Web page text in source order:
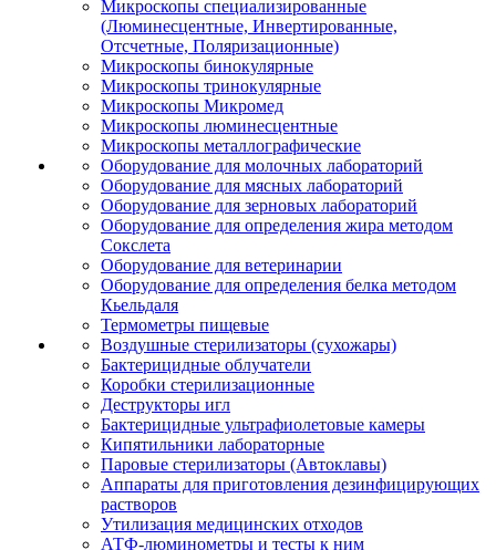
Микроскопы специализированные
(Люминесцентные, Инвертированные,
Отсчетные, Поляризационные)
Микроскопы бинокулярные
Микроскопы тринокулярные
Микроскопы Микромед
Микроскопы люминесцентные
Микроскопы металлографические
Оборудование для молочных лабораторий
Оборудование для мясных лабораторий
Оборудование для зерновых лабораторий
Оборудование для определения жира методом
Сокслета
Оборудование для ветеринарии
Оборудование для определения белка методом
Кьельдаля
Термометры пищевые
Воздушные стерилизаторы (сухожары)
Бактерицидные облучатели
Коробки стерилизационные
Деструкторы игл
Бактерицидные ультрафиолетовые камеры
Кипятильники лабораторные
Паровые стерилизаторы (Автоклавы)
Аппараты для приготовления дезинфицирующих
растворов
Утилизация медицинских отходов
АТФ-люминометры и тесты к ним